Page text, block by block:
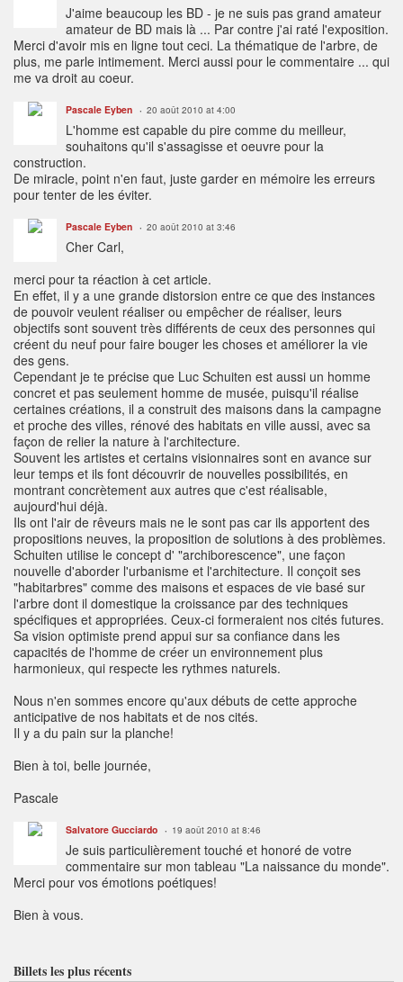
J'aime beaucoup les BD - je ne suis pas grand amateur
amateur de BD mais là ... Par contre j'ai raté l'exposition.
Merci d'avoir mis en ligne tout ceci. La thématique de l'arbre, de
plus, me parle intimement. Merci aussi pour le commentaire ... qui
me va droit au coeur.
Pascale Eyben 20 août 2010 at 4:00
L'homme est capable du pire comme du meilleur,
souhaitons qu'il s'assagisse et oeuvre pour la
construction.
De miracle, point n'en faut, juste garder en mémoire les erreurs
pour tenter de les éviter.
Pascale Eyben 20 août 2010 at 3:46
Cher Carl,
merci pour ta réaction à cet article.
En effet, il y a une grande distorsion entre ce que des instances
de pouvoir veulent réaliser ou empêcher de réaliser, leurs
objectifs sont souvent très différents de ceux des personnes qui
créent du neuf pour faire bouger les choses et améliorer la vie
des gens.
Cependant je te précise que Luc Schuiten est aussi un homme
concret et pas seulement homme de musée, puisqu'il réalise
certaines créations, il a construit des maisons dans la campagne
et proche des villes, rénové des habitats en ville aussi, avec sa
façon de relier la nature à l'architecture.
Souvent les artistes et certains visionnaires sont en avance sur
leur temps et ils font découvrir de nouvelles possibilités, en
montrant concrètement aux autres que c'est réalisable,
aujourd'hui déjà.
Ils ont l'air de rêveurs mais ne le sont pas car ils apportent des
propositions neuves, la proposition de solutions à des problèmes.
Schuiten utilise le concept d' "archiborescence", une façon
nouvelle d'aborder l'urbanisme et l'architecture. Il conçoit ses
"habitarbres" comme des maisons et espaces de vie basé sur
l'arbre dont il domestique la croissance par des techniques
spécifiques et appropriées. Ceux-ci formeraient nos cités futures.
Sa vision optimiste prend appui sur sa confiance dans les
capacités de l'homme de créer un environnement plus
harmonieux, qui respecte les rythmes naturels.
Nous n'en sommes encore qu'aux débuts de cette approche
anticipative de nos habitats et de nos cités.
Il y a du pain sur la planche!
Bien à toi, belle journée,
Pascale
Salvatore Gucciardo 19 août 2010 at 8:46
Je suis particulièrement touché et honoré de votre
commentaire sur mon tableau "La naissance du monde".
Merci pour vos émotions poétiques!
Bien à vous.
Billets les plus récents